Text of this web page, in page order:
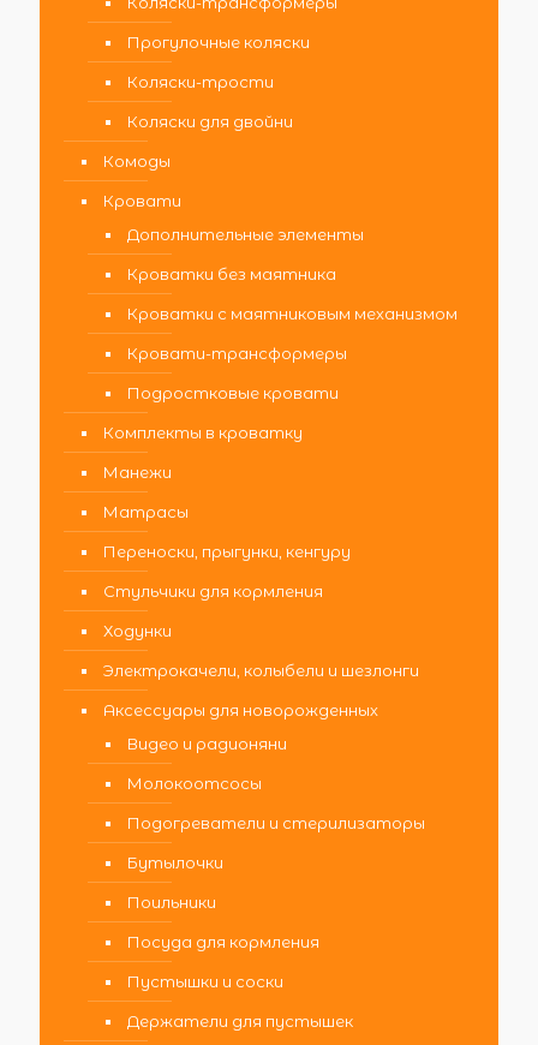
Прогулочные коляски
Коляски-трости
Коляски для двойни
Комоды
Кровати
Дополнительные элементы
Кроватки без маятника
Кроватки с маятниковым механизмом
Кровати-трансформеры
Подростковые кровати
Комплекты в кроватку
Манежи
Матрасы
Переноски, прыгунки, кенгуру
Стульчики для кормления
Ходунки
Электрокачели, колыбели и шезлонги
Аксессуары для новорожденных
Видео и радионяни
Молокоотсосы
Подогреватели и стерилизаторы
Бутылочки
Поильники
Посуда для кормления
Пустышки и соски
Держатели для пустышек